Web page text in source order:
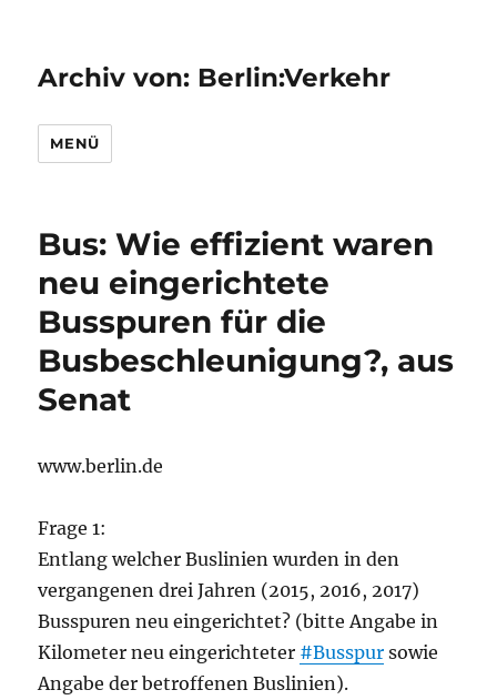
Archiv von: Berlin:Verkehr
MENÜ
Bus: Wie effizient waren
neu eingerichtete
Busspuren für die
Busbeschleunigung?, aus
Senat
www.berlin.de
Frage 1:
Entlang welcher Buslinien wurden in den
vergangenen drei Jahren (2015, 2016, 2017)
Busspuren neu eingerichtet? (bitte Angabe in
Kilometer neu eingerichteter #Busspur sowie
Angabe der betroffenen Buslinien).